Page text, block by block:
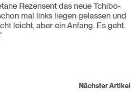
Rezensent das neue Tchibo-
mal links liegen gelassen und
leicht, aber ein Anfang. Es geht.
Nächster Artikel